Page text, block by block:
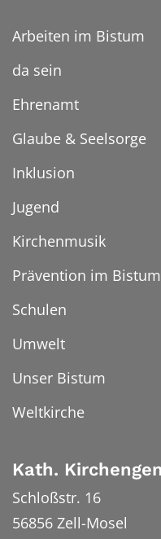
Arbeiten im Bistum
da sein
Ehrenamt
Glaube & Seelsorge
Inklusion
Jugend
Kirchenmusik
Prävention im Bistum
Schulen
Umwelt
Unser Bistum
Weltkirche
Kath.
Schloßstr. 16
56856 Zell-Mosel